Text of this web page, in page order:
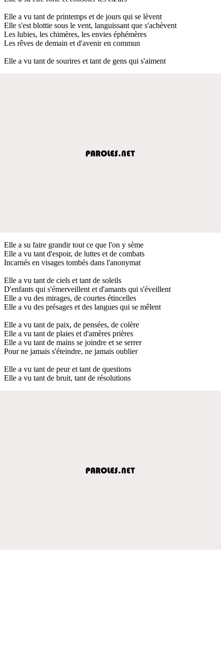
Elle a vu tant de printemps et de jours qui se lèvent
Elle s'est blottie sous le vent, languissant que s'achèvent
Les lubies, les chimères, les envies éphémères
Les rêves de demain et d'avenir en commun
Elle a vu tant de sourires et tant de gens qui s'aiment
Elle a su faire grandir tout ce que l'on y sème
Elle a vu tant d'espoir, de luttes et de combats
Incarnés en visages tombés dans l'anonymat
Elle a vu tant de ciels et tant de soleils
D'enfants qui s'émerveillent et d'amants qui s'éveillent
Elle a vu des mirages, de courtes étincelles
Elle a vu des présages et des langues qui se mêlent
Elle a vu tant de paix, de pensées, de colère
Elle a vu tant de plaies et d'amères prières
Elle a vu tant de mains se joindre et se serrer
Pour ne jamais s'éteindre, ne jamais oublier
Elle a vu tant de peur et tant de questions
Elle a vu tant de bruit, tant de résolutions